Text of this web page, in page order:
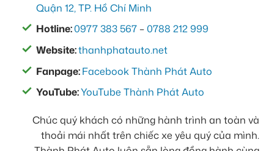
Quận 12, TP. Hồ Chí Minh
Hotline:0977 383 567 –0788 212 999
Website:thanhphatauto.net
Fanpage:Facebook Thành Phát Auto
YouTube:YouTube Thành Phát Auto
Chúc quý khách có những hành trình an toàn và
thoải mái nhất trên chiếc xe yêu quý của mình.